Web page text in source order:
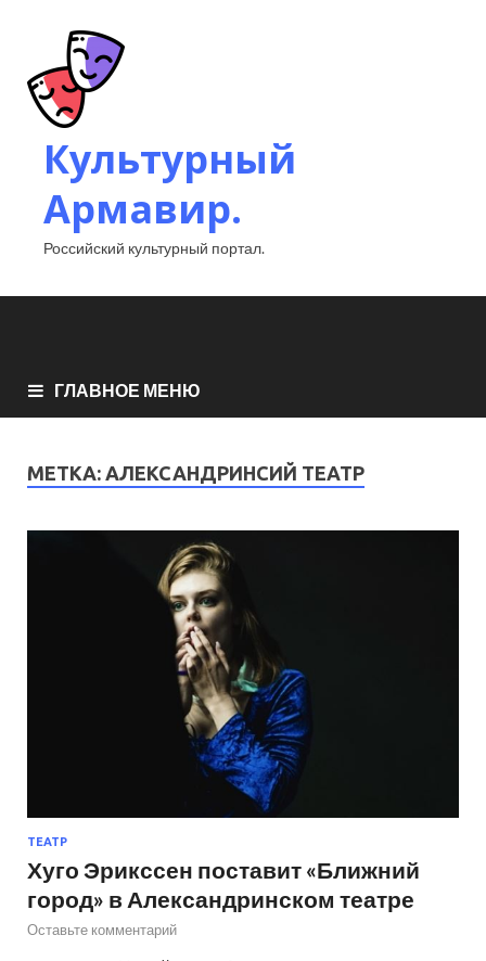
Культурный
Армавир.
Российский культурный портал.
ГЛАВНОЕ МЕНЮ
МЕТКА: АЛЕКСАНДРИНСИЙ ТЕАТР
ТЕАТР
Хуго Эрикссен поставит «Ближний
город» в Александринском театре
Оставьте комментарий